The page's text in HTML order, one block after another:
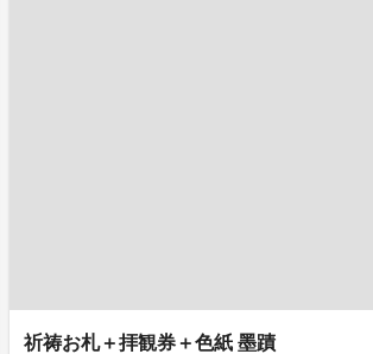
祈祷お札＋拝観券＋色紙 墨蹟